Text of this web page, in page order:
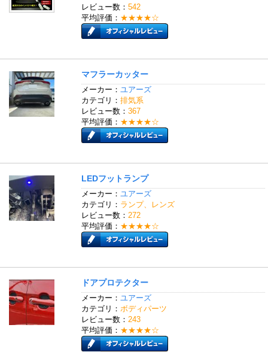
レビュー数：542
平均評価： ★★★★☆
マフラーカッター
メーカー：ユアーズ
カテゴリ：排気系
レビュー数：367
平均評価： ★★★★☆
LEDフットランプ
メーカー：ユアーズ
カテゴリ： ランプ、レンズ
レビュー数：272
平均評価： ★★★★☆
ドアプロテクター
メーカー：ユアーズ
カテゴリ：ボディパーツ
レビュー数：243
平均評価： ★★★★☆